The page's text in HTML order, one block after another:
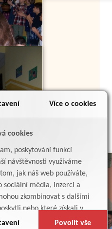
Více o cookies
cookies
poskytování funkcí
návštěvnosti využíváme
jak náš web používáte,
sociální média, inzerci a
zkombinovat s dalšími
nebo které získali v
služby.
Povolit vše